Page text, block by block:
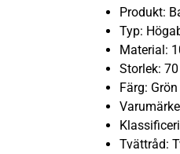
Produkt:
Typ:
Material:
Storlek:
Färg: Grön
Tvättråd: